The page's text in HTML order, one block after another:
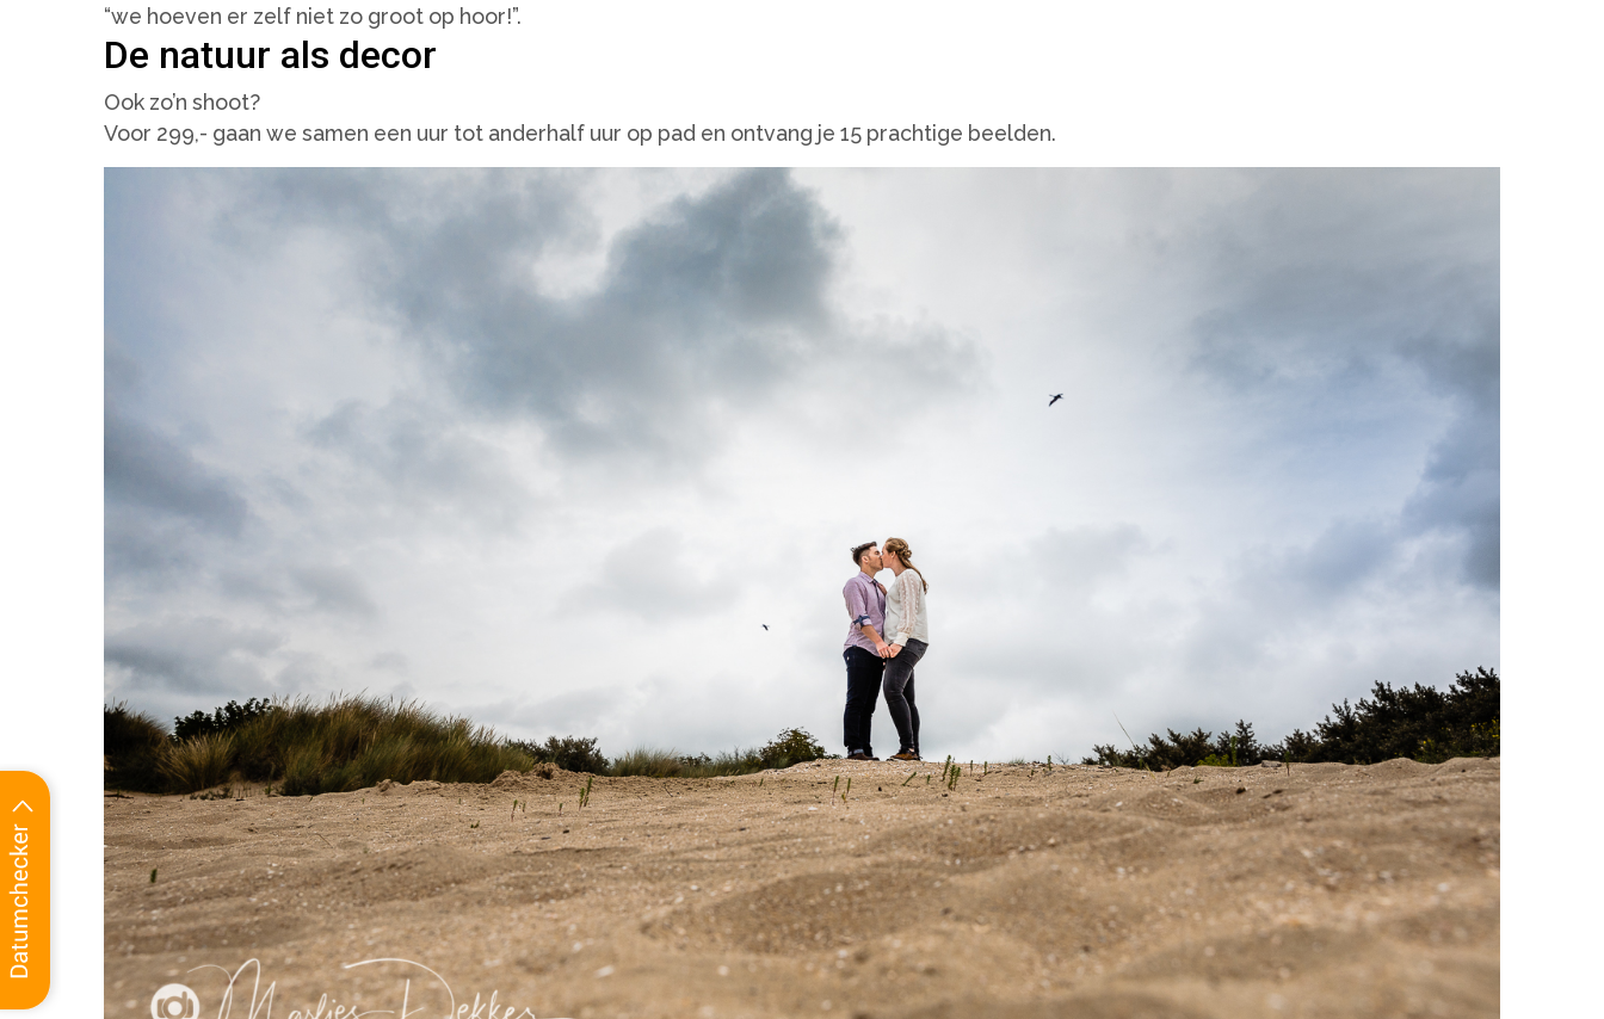
“we hoeven er zelf niet zo groot op hoor!”.
De natuur als decor
Ook zo’n shoot?
Voor 299,- gaan we samen een uur tot anderhalf uur op pad en ontvang je 15 prachtige beelden.